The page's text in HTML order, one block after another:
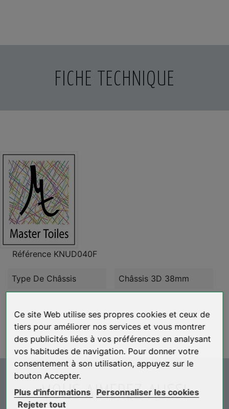
FICHE TECHNIQUE
Référence KNUD040F
Type De Châssis Châssis 3D 38mm
VOUS AIMEREZ AUSSI
Ce site Web utilise ses propres cookies et ceux de
tiers pour améliorer nos services et vous montrer
des publicités liées à vos préférences en analysant
vos habitudes de navigation. Pour donner votre
consentement à son utilisation, appuyez sur le
bouton Accepter.
Plus d'informations Personnaliser les cookies
Rejeter tout